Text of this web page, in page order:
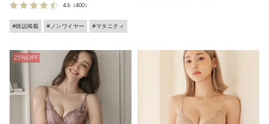
4.6 （400）
#雑誌掲載 #ノンワイヤー #マタニティ